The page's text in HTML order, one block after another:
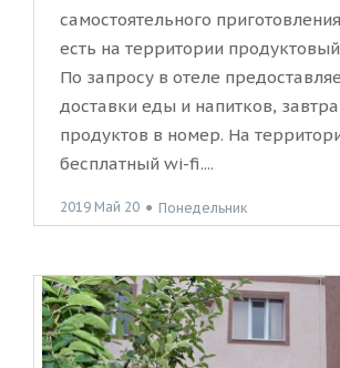
самостоятельного
есть на территории
По запросу в отеле
доставки еды и напитков,
продуктов в номер. На
бесплатный wi-fi....
2019 Май 20 ● Понедельник